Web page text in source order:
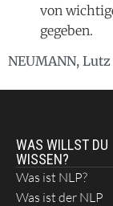
von
gegeben.
NEUMANN, Lutz
WAS WILLST DU
WISSEN?
Was ist NLP?
Was ist der NLP